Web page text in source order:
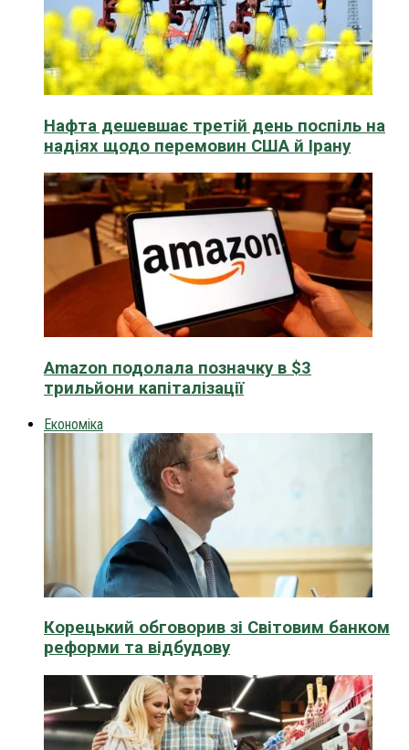
Нафта дешевшає третій день поспіль на
надіях щодо перемовин США й Ірану
Amazon подолала позначку в $3
трильйони капіталізації
Економіка
Корецький обговорив зі Світовим банком
реформи та відбудову